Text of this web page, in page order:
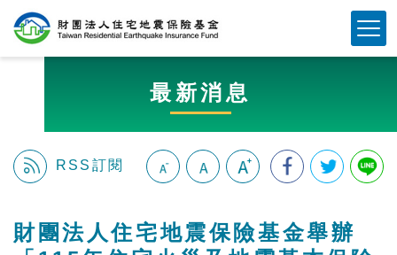
最新消息
RSS訂閱
財團法人住宅地震保險基金舉辦